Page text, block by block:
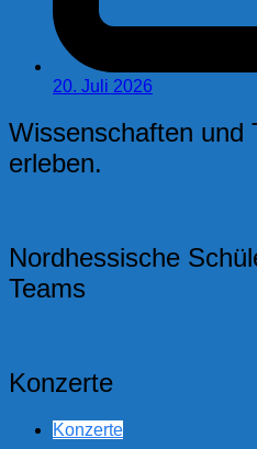
20. Juli 2026
Wissenschaften und
erleben.
Nordhessische
Teams
Konzerte
Konzerte